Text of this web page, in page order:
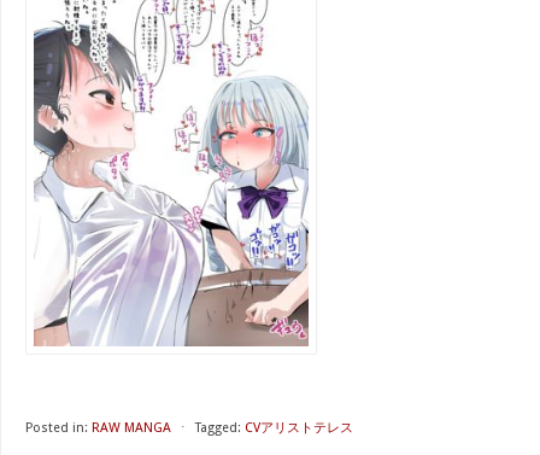
Posted in: RAW MANGA ⋅ Tagged: CVアリストテレス